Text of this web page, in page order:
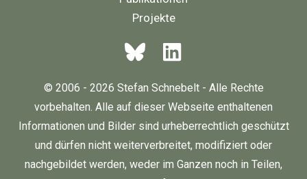
Projekte
© 2006 - 2026 Stefan Schnebelt - Alle Rechte
vorbehalten. Alle auf dieser Webseite enthaltenen
Informationen und Bilder sind urheberrechtlich geschützt
und dürfen nicht weiterverbreitet, modifiziert oder
nachgebildet werden, weder im Ganzen noch in Teilen,